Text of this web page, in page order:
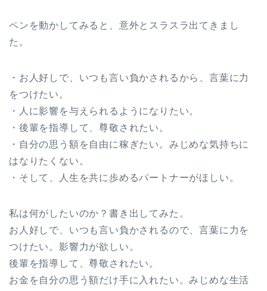
ペンを動かしてみると、意外とスラスラ出てきまし
た。
・お人好しで、いつも言い負かされるから、言葉に力
をつけたい。
・人に影響を与えられるようになりたい。
・後輩を指導して、尊敬されたい。
・自分の思う額を自由に稼ぎたい。みじめな気持ちに
はなりたくない。
・そして、人生を共に歩めるパートナーがほしい。
私は何がしたいのか？書き出してみた。
お人好しで、いつも言い負かされるので、言葉に力を
つけたい。影響力が欲しい。
後輩を指導して、尊敬されたい。
お金を自分の思う額だけ手に入れたい。みじめな生活